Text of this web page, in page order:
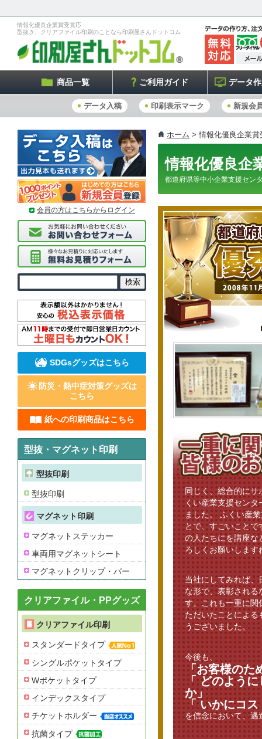
情報化優良企業賞受賞応
型抜き、クリアファイル印刷のことなら印刷屋さんドットコム
商品一覧 ご利用ガイド データ
データ入稿 印刷表示マーク 新規会
ホーム > 情報化優良企業賞
情報化優良企
都道府県等中小企業支援セン
同じく、総合的に
くい産業支援セン
ました。 ふくい産
とで、すごいこと
の人たちにを講座な
ろしくお願いします
当社にしてみれば、
な形で、表彰される
す。これも一重に関
ただいたことによる
うございました。
今後も、
「お客様のた
「 どのよう
か」
「 いかにコ
を信念において、邁
会員の方はこちらからログイン
SDGsグッズはこちら
防災・熱中症対策グッズは
こちら
紙への印刷商品はこちら
型抜・マグネット印刷
型抜印刷
型抜印刷
マグネット印刷
マグネットステッカー
車両用マグネットシート
マグネットクリップ・バー
クリアファイル・PPグッズ
クリアファイル印刷
スタンダードタイプ
シングルポケットタイプ
Wポケットタイプ
インデックスタイプ
チケットホルダー
抗菌タイプ